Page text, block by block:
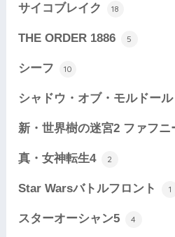
サイコブレイク 18
THE ORDER 1886 5
シーフ 10
シャドウ・オブ・モルドール
新・世界樹の迷宮2 ファフニ
真・女神転生4 2
Star Warsバトルフロント 1
スターオーシャン5 4